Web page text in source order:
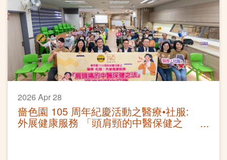
2026 Apr 28
嗇色園 105 周年紀慶活動之醫療•社服:
外展健康服務 「頭肩頸的中醫保健之